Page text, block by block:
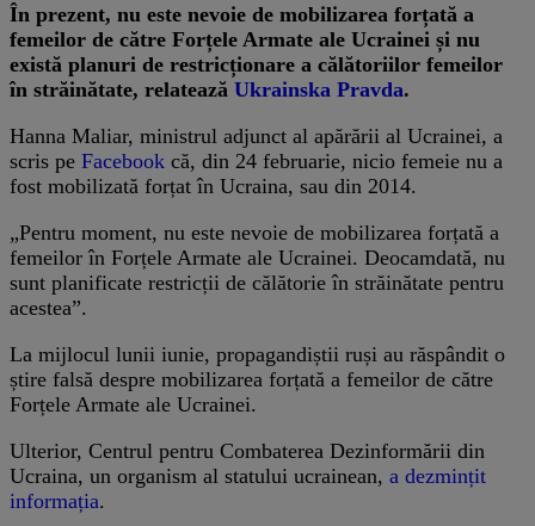
În prezent, nu este nevoie de mobilizarea forțată a
femeilor de către Forțele Armate ale Ucrainei și nu
există planuri de restricționare a călătoriilor femeilor
în străinătate, relatează Ukrainska Pravda.
Hanna Maliar, ministrul adjunct al apărării al Ucrainei, a
scris pe Facebook că, din 24 februarie, nicio femeie nu a
fost mobilizată forțat în Ucraina, sau din 2014.
„Pentru moment, nu este nevoie de mobilizarea forțată a
femeilor în Forțele Armate ale Ucrainei. Deocamdată, nu
sunt planificate restricții de călătorie în străinătate pentru
acestea”.
La mijlocul lunii iunie, propagandiștii ruși au răspândit o
știre falsă despre mobilizarea forțată a femeilor de către
Forțele Armate ale Ucrainei.
Ulterior, Centrul pentru Combaterea Dezinformării din
Ucraina, un organism al statului ucrainean, a dezmințit
informația.